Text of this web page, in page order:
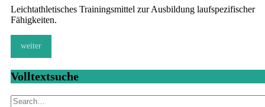
Leichtathletisches Trainingsmittel zur Ausbildung laufspezifischer
Fähigkeiten.
weiter
Volltextsuche
Search